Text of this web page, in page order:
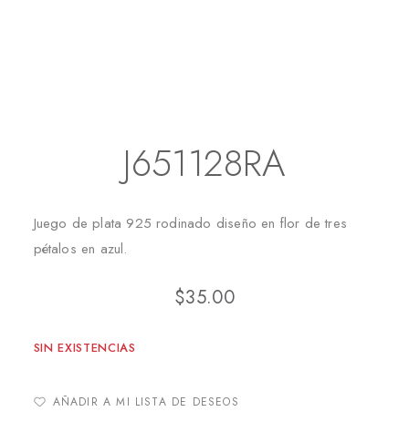
J651128RA
Juego de plata 925 rodinado diseño en flor de tres
pétalos en azul.
$35.00
SIN EXISTENCIAS
AÑADIR A MI LISTA DE DESEOS